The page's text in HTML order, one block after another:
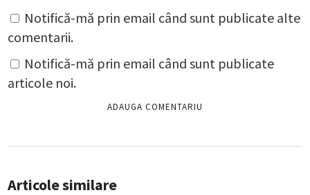
Notifică-mă prin email când sunt publicate alte
comentarii.
Notifică-mă prin email când sunt publicate
articole noi.
Articole similare